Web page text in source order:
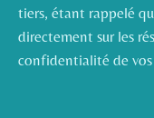
tiers, étant rappelé
directement sur les
confidentialité de vos